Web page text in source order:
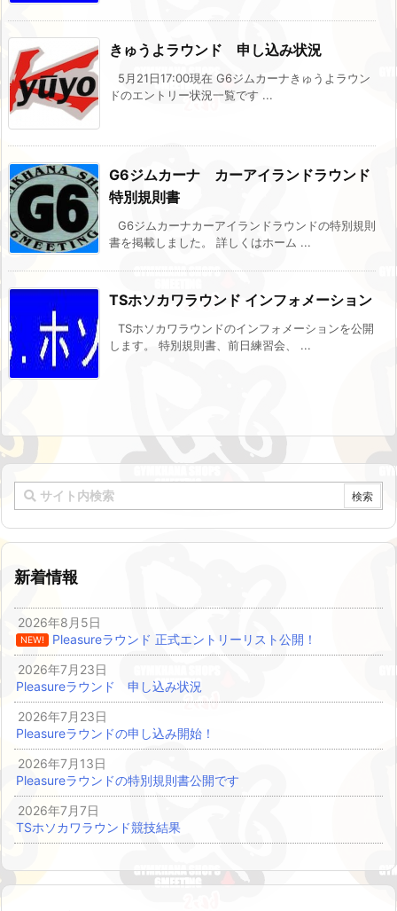
きゅうよラウンド 申し込み状況
5月21日17:00現在 G6ジムカーナきゅうよラウン
ドのエントリー状況一覧です ...
G6ジムカーナ カーアイランドラウンド
特別規則書
G6ジムカーナカーアイランドラウンドの特別規則
書を掲載しました。 詳しくはホーム ...
TSホソカワラウンド インフォメーション
TSホソカワラウンドのインフォメーションを公開
します。 特別規則書、前日練習会、 ...
新着情報
2026年8月5日
NEW!
Pleasureラウンド 正式エントリーリスト公開！
2026年7月23日
Pleasureラウンド 申し込み状況
2026年7月23日
Pleasureラウンドの申し込み開始！
2026年7月13日
Pleasureラウンドの特別規則書公開です
2026年7月7日
TSホソカワラウンド競技結果